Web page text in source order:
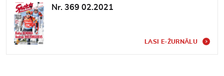
Nr. 369 02.2021
LASI E-ŽURNĀLU